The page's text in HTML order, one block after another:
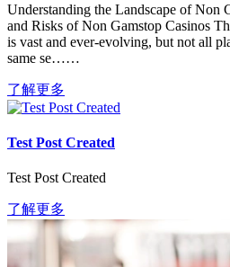
Understanding the Landscape of Non
and Risks of Non Gamstop Casinos
is vast and ever-evolving, but not all
same se……
了解更多
Test Post Created
Test Post Created
了解更多